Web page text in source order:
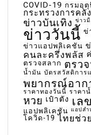
COVID-19 กรมอุตุ
กระทรวงการคลัง
ข่าวบันเทิง ข่าวมื
ข่าววันนี้ ข่
ข่าวแอปพลิเคชัน
คนละครึ่งพลัส
ตรวจสลาก ตรว
น้ำมัน บัตรสวัสดิการ
พยากรณ์อา
ราคาทองวันนี้ ราคา
หวย เป๋าตัง เล
แอปพลิเคชัน แอปสำ
โควิด-19 ไทยช่ว